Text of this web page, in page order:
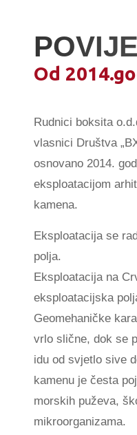
Od
Rudnici boksita
vlasnici Društva
osnovano 2014.
eksploatacijom
kamena.
Eksploatacija se
polja.
Eksploatacija na
eksploatacijska
Geomehaničke
vrlo slične, dok se
idu od svjetlo sive
kamenu je česta
morskih puževa,
mikroorganizama.